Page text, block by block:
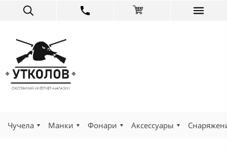
Чучела Манки Фонари Аксессуары